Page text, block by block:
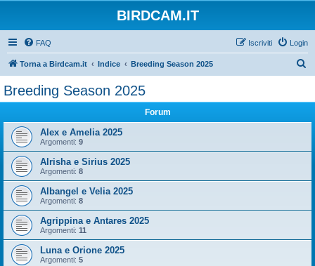
BIRDCAM.IT
FAQ Login
Iscriviti
Torna a Birdcam.it Indice Breeding Season 2025
Breeding Season 2025
Forum
Alex e Amelia 2025
Argomenti: 9
Alrisha e Sirius 2025
Argomenti: 8
Albangel e Velia 2025
Argomenti: 8
Agrippina e Antares 2025
Argomenti: 11
Luna e Orione 2025
Argomenti: 5